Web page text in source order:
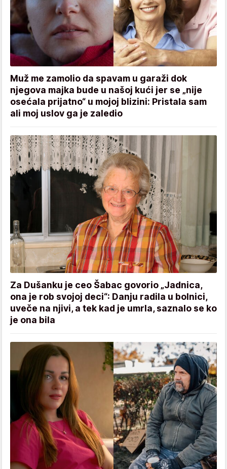
Muž me zamolio da spavam u garaži dok
njegova majka bude u našoj kući jer se „nije
osećala prijatno“ u mojoj blizini: Pristala sam
ali moj uslov ga je zaledio
Za Dušanku je ceo Šabac govorio „Jadnica,
ona je rob svojoj deci“: Danju radila u bolnici,
uveče na njivi, a tek kad je umrla, saznalo se ko
je ona bila